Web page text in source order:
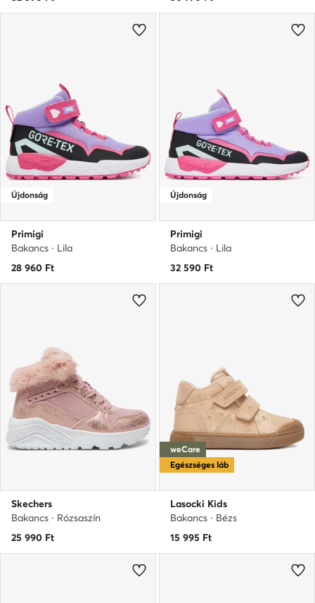
Újdonság
Primigi
Bakancs · Lila
28 960 Ft
Újdonság
Primigi
Bakancs · Lila
32 590 Ft
Skechers
Bakancs · Rózsaszín
25 990 Ft
weCare
Egészséges láb
Lasocki Kids
Bakancs · Bézs
15 995 Ft